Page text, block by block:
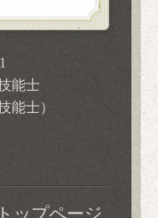
能士
能士）
トップページ